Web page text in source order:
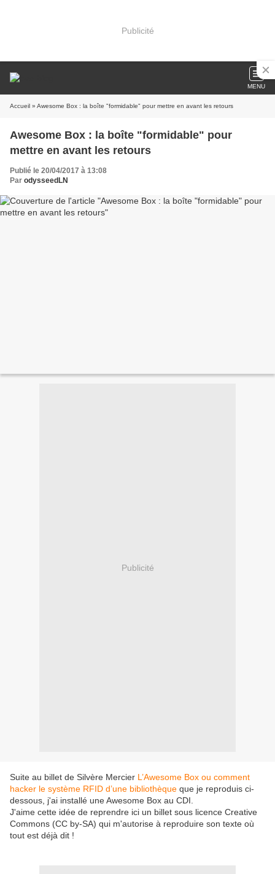
Publicité
MENU
Accueil » Awesome Box : la boîte "formidable" pour mettre en avant les retours
Awesome Box : la boîte "formidable" pour
mettre en avant les retours
Publié le 20/04/2017 à 13:08
Par odysseedLN
Publicité
Suite au billet de Silvère Mercier L’Awesome Box ou comment
hacker le système RFID d’une bibliothèque que je reproduis ci-
dessous, j'ai installé une Awesome Box au CDI.
J'aime cette idée de reprendre ici un billet sous licence Creative
Commons (CC by-SA) qui m'autorise à reproduire son texte où
tout est déjà dit !